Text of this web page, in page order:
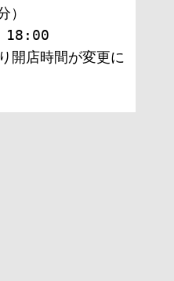
）
18:00
開店時間が変更に